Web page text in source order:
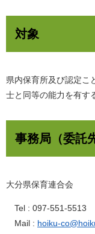
対象
県内保育所及び認定こ
士と同等の能力を有す
事務局（委託
大分県保育連合会
Tel : 097-551-
Mail : hoiku-